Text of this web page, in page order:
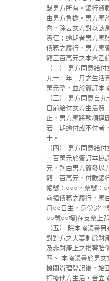
歸男方所有。銀行貸
由男方負擔。男方應
內，除去女方對以該
責任；逾期者男方應
債務之履行，男方應
額三百萬元之本票乙
（二） 男方同意給
九十一年二月之生活
萬元整，並於簽訂本
（三） 男方同意自
日前給付女方生活費
止，男方應將款項逕
若一期逾付或不付者
十。
（四） 男方同意給
一百萬元於簽訂本協
元，則由男方簽發以
額一百萬元，付款銀
帳號：○○○，票號：
前揭債務之履行，應
月○○日生，身份證
○○號○○樓)在支票上
（五） 除本協議書
對對方之夫妻剩餘財
及非財產上之損害賠
四、 本協議書於男
機關辦理登記後，始
打擾他方生活，合立